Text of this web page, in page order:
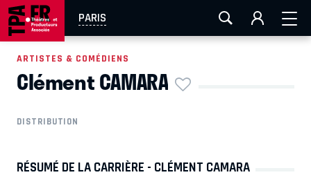
PARIS
AIX-MARSEILLE LA ROCHELLE
EN TOURNÉE
ARTISTES & COMÉDIENS
Clément CAMARA
DISTRIBUTION
RÉSUMÉ DE LA CARRIÈRE - CLÉMENT CAMARA